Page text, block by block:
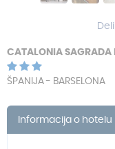
CATALONIA SAGRADA
ŠPANIJA - BARSELONA
Informacija o hotelu